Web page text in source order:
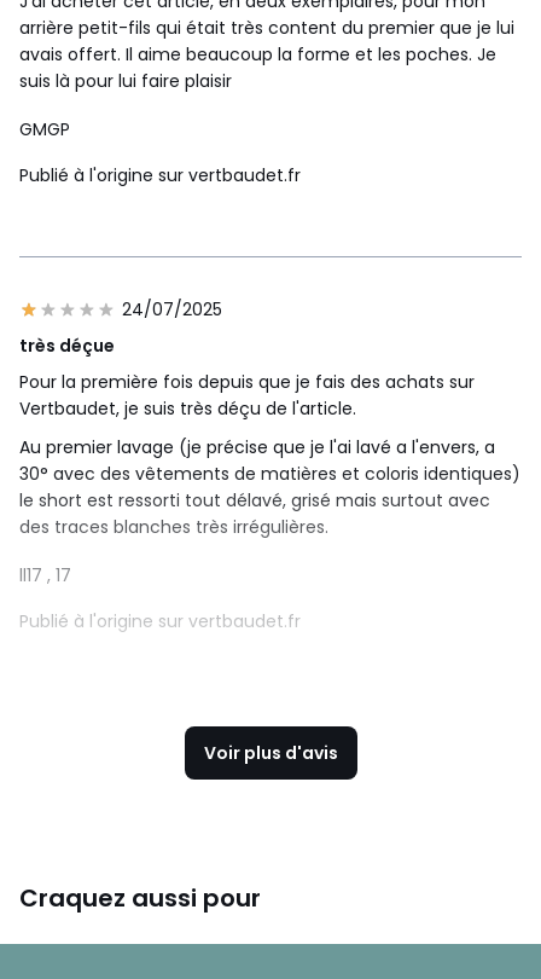
arrière petit-fils qui était très content du premier que je lui
avais offert. Il aime beaucoup la forme et les poches. Je
suis là pour lui faire plaisir
GMGP
Publié à l'origine sur vertbaudet.fr
24/07/2025
très déçue
Pour la première fois depuis que je fais des achats sur
Vertbaudet, je suis très déçu de l'article.
Au premier lavage (je précise que je l'ai lavé a l'envers, a
30° avec des vêtements de matières et coloris identiques)
le short est ressorti tout délavé, grisé mais surtout avec
des traces blanches très irrégulières.
ll17 , 17
Publié à l'origine sur vertbaudet.fr
Voir plus d'avis
Craquez aussi pour